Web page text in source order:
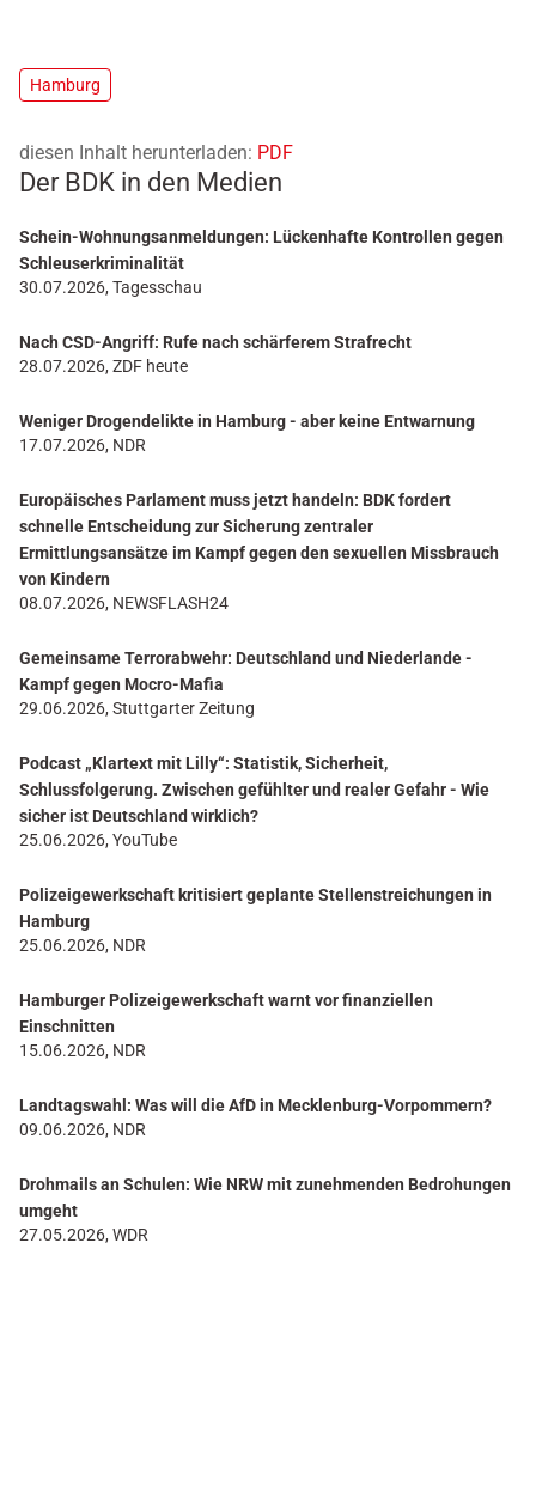
Hamburg
diesen Inhalt herunterladen: PDF
Der BDK in den Medien
Schein-Wohnungsanmeldungen: Lückenhafte Kontrollen gegen
Schleuserkriminalität
30.07.2026, Tagesschau
Nach CSD-Angriff: Rufe nach schärferem Strafrecht
28.07.2026, ZDF heute
Weniger Drogendelikte in Hamburg - aber keine Entwarnung
17.07.2026, NDR
Europäisches Parlament muss jetzt handeln: BDK fordert
schnelle Entscheidung zur Sicherung zentraler
Ermittlungsansätze im Kampf gegen den sexuellen Missbrauch
von Kindern
08.07.2026, NEWSFLASH24
Gemeinsame Terrorabwehr: Deutschland und Niederlande -
Kampf gegen Mocro-Mafia
29.06.2026, Stuttgarter Zeitung
Podcast „Klartext mit Lilly“: Statistik, Sicherheit,
Schlussfolgerung. Zwischen gefühlter und realer Gefahr - Wie
sicher ist Deutschland wirklich?
25.06.2026, YouTube
Polizeigewerkschaft kritisiert geplante Stellenstreichungen in
Hamburg
25.06.2026, NDR
Hamburger Polizeigewerkschaft warnt vor finanziellen
Einschnitten
15.06.2026, NDR
Landtagswahl: Was will die AfD in Mecklenburg-Vorpommern?
09.06.2026, NDR
Drohmails an Schulen: Wie NRW mit zunehmenden Bedrohungen
umgeht
27.05.2026, WDR